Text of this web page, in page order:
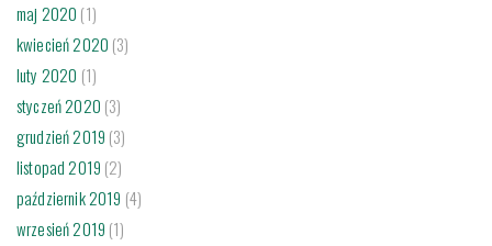
maj 2020 (1)
kwiecień 2020 (3)
luty 2020 (1)
styczeń 2020 (3)
grudzień 2019 (3)
listopad 2019 (2)
październik 2019 (4)
wrzesień 2019 (1)